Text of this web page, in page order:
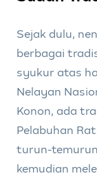
Sejak dulu,
berbagai
syukur atas
Nelayan
Konon, ada
Pelabuhan
turun-
kemudian